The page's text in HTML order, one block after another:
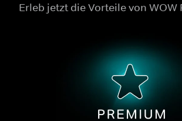
Erleb jetzt die Vorteile von WOW